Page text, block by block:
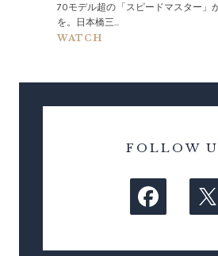
70モデル超の「スピードマスター」
を。日本橋三...
WATCH
FOLLOW